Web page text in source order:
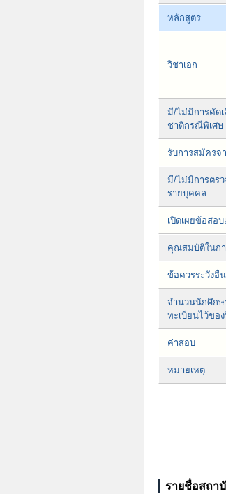
หลักสูตร
วิชาเอก
มี/ไม่มีการคัด
ชาติกรณีพิเศษ
รับการสมัครจ
มี/ไม่มีการตร
รายบุคคล
เปิดเผยข้อสอบ
คุณสมบัติในก
ข้อควรระวังอื่
จำนวนนักศึก
ทะเบียนไว้ขอ
ค่าสอบ
หมายเหตุ
รายชื่อสถา